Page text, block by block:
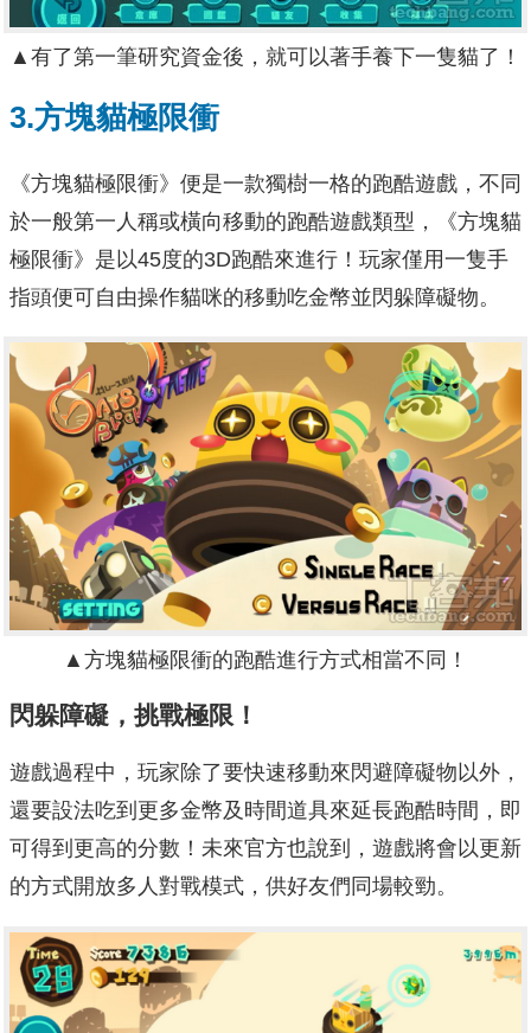
▲有了第一筆研究資金後，就可以著手養下一隻貓了！
3.方塊貓極限衝
《方塊貓極限衝》便是一款獨樹一格的跑酷遊戲，不同
於一般第一人稱或橫向移動的跑酷遊戲類型，《方塊貓
極限衝》是以45度的3D跑酷來進行！玩家僅用一隻手
指頭便可自由操作貓咪的移動吃金幣並閃躲障礙物。
▲方塊貓極限衝的跑酷進行方式相當不同！
閃躲障礙，挑戰極限！
遊戲過程中，玩家除了要快速移動來閃避障礙物以外，
還要設法吃到更多金幣及時間道具來延長跑酷時間，即
可得到更高的分數！未來官方也說到，遊戲將會以更新
的方式開放多人對戰模式，供好友們同場較勁。